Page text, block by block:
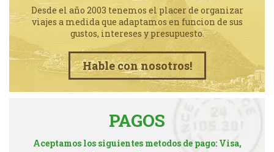
Desde el año 2003 tenemos el placer de organizar
viajes a medida que adaptamos en funcion de sus
gustos, intereses y presupuesto.
Hable con nosotros!
PAGOS
Aceptamos los siguientes metodos de pago: Visa,